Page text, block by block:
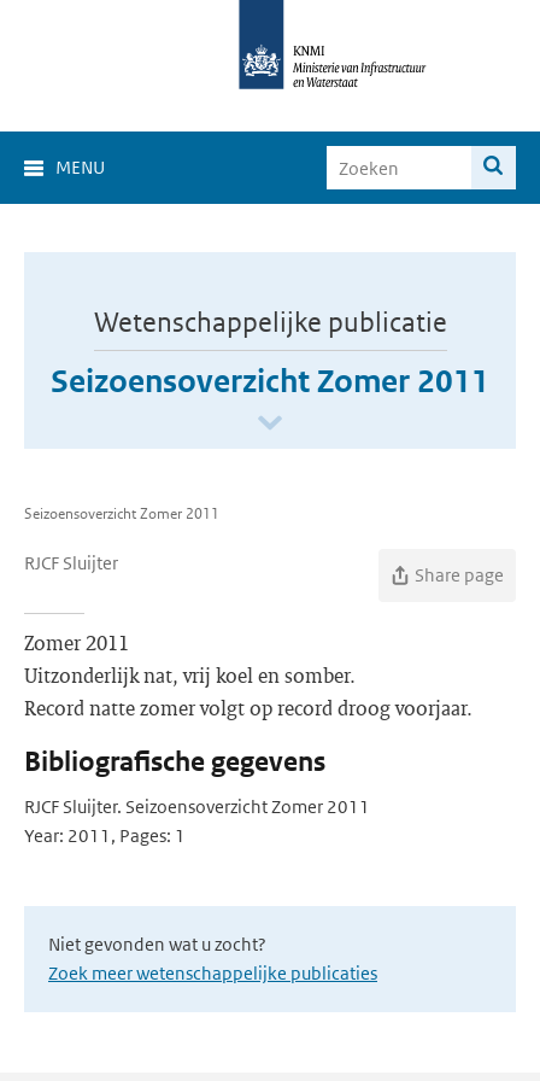
MENU
Wetenschappelijke publicatie
Seizoensoverzicht Zomer 2011
Seizoensoverzicht Zomer 2011
RJCF Sluijter
Share page
Zomer 2011
Uitzonderlijk nat, vrij koel en somber.
Record natte zomer volgt op record droog voorjaar.
Bibliografische gegevens
RJCF Sluijter. Seizoensoverzicht Zomer 2011
Year: 2011, Pages: 1
Niet gevonden wat u zocht?
Zoek meer wetenschappelijke publicaties